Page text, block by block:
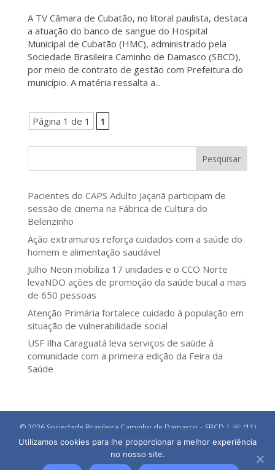
A TV Câmara de Cubatão, no litoral paulista, destaca
a atuação do banco de sangue do Hospital
Municipal de Cubatão (HMC), administrado pela
Sociedade Brasileira Caminho de Damasco (SBCD),
por meio de contrato de gestão com Prefeitura do
município. A matéria ressalta a...
Página 1 de 1 1
Pesquisar
Pacientes do CAPS Adulto Jaçanã participam de
sessão de cinema na Fábrica de Cultura do
Belenzinho
Ação extramuros reforça cuidados com a saúde do
homem e alimentação saudável
Julho Neon mobiliza 17 unidades e o CCO Norte
levaNDO ações de promoção da saúde bucal a mais
de 650 pessoas
Atenção Primária fortalece cuidado à população em
situação de vulnerabilidade social
USF Ilha Caraguatá leva serviços de saúde à
comunidade com a primeira edição da Feira da
Saúde
© 2026 Sociedade Brasileira Caminho de Damasco – SBCD | ☏ (11)
5090 3030
Utilizamos cookies para lhe proporcionar a melhor experiência
no nosso site.